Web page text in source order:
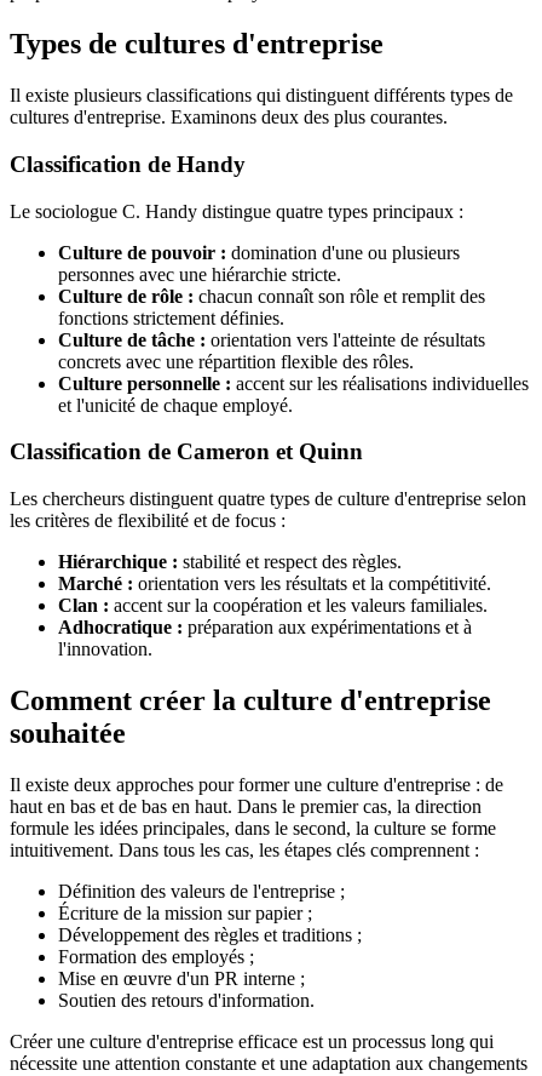
Types de cultures d'entreprise
Il existe plusieurs classifications qui distinguent différents types de
cultures d'entreprise. Examinons deux des plus courantes.
Classification de Handy
Le sociologue C. Handy distingue quatre types principaux :
Culture de pouvoir : domination d'une ou plusieurs
personnes avec une hiérarchie stricte.
Culture de rôle : chacun connaît son rôle et remplit des
fonctions strictement définies.
Culture de tâche : orientation vers l'atteinte de résultats
concrets avec une répartition flexible des rôles.
Culture personnelle : accent sur les réalisations individuelles
et l'unicité de chaque employé.
Classification de Cameron et Quinn
Les chercheurs distinguent quatre types de culture d'entreprise selon
les critères de flexibilité et de focus :
Hiérarchique : stabilité et respect des règles.
Marché : orientation vers les résultats et la compétitivité.
Clan : accent sur la coopération et les valeurs familiales.
Adhocratique : préparation aux expérimentations et à
l'innovation.
Comment créer la culture d'entreprise
souhaitée
Il existe deux approches pour former une culture d'entreprise : de
haut en bas et de bas en haut. Dans le premier cas, la direction
formule les idées principales, dans le second, la culture se forme
intuitivement. Dans tous les cas, les étapes clés comprennent :
Définition des valeurs de l'entreprise ;
Écriture de la mission sur papier ;
Développement des règles et traditions ;
Formation des employés ;
Mise en œuvre d'un PR interne ;
Soutien des retours d'information.
Créer une culture d'entreprise efficace est un processus long qui
nécessite une attention constante et une adaptation aux changements